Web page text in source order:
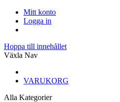
Mitt konto
Logga in
Hoppa till innehållet
Växla Nav
VARUKORG
Alla Kategorier